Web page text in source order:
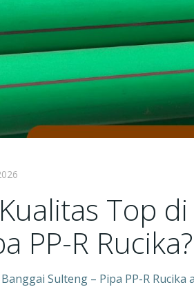
Top
PP-R Rucika?
Sulteng – Pipa PP-R